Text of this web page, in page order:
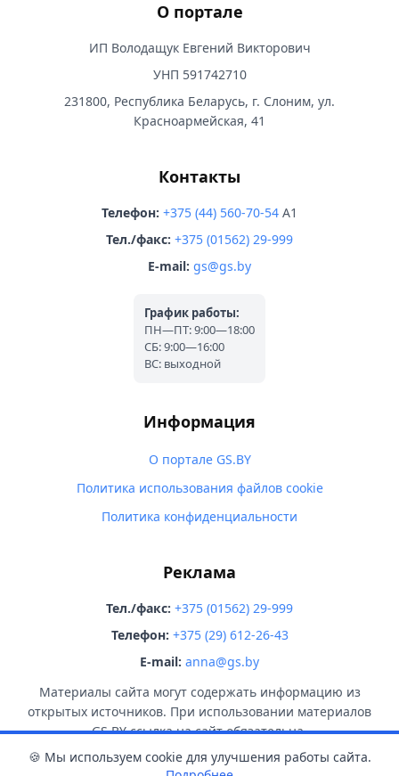
О портале
ИП Володащук Евгений Викторович
УНП 591742710
231800, Республика Беларусь, г. Слоним, ул.
Красноармейская, 41
Контакты
Телефон: +375 (44) 560-70-54 A1
Тел./факс: +375 (01562) 29-999
E-mail: gs@gs.by
График работы:
ПН—ПТ: 9:00—18:00
СБ: 9:00—16:00
ВС: выходной
Информация
О портале GS.BY
Политика использования файлов cookie
Политика конфиденциальности
Реклама
Тел./факс: +375 (01562) 29-999
Телефон: +375 (29) 612-26-43
E-mail: anna@gs.by
Материалы сайта могут содержать информацию из
открытых источников. При использовании материалов
GS.BY ссылка на сайт обязательна.
🍪 Мы используем cookie для улучшения работы сайта.